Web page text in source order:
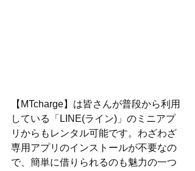
【MTcharge】は皆さんが普段から利用
している「LINE(ライン)」のミニアプ
リからもレンタル可能です。わざわざ
専用アプリのインストールが不要なの
で、簡単に借りられるのも魅力の一つ